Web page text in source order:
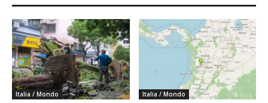
Italia / Mondo Italia / Mondo